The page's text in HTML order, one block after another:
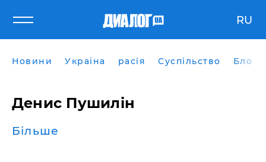
RU
Новини Україна расія Суспільство Блоги
Денис Пушилін
Більше